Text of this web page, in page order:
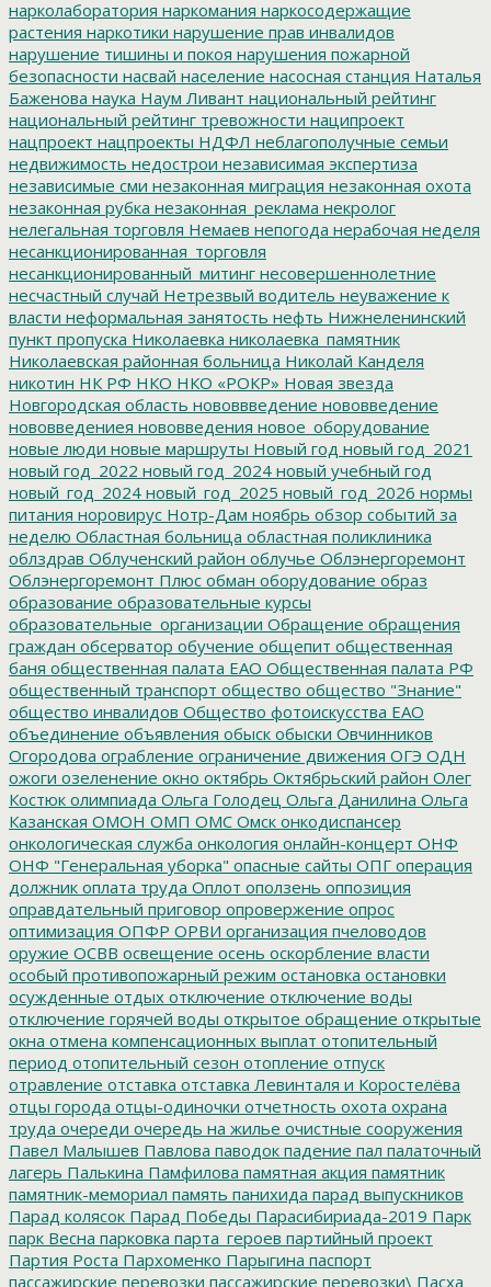
нарколаборатория наркомания наркосодержащие
растения наркотики нарушение прав инвалидов
нарушение тишины и покоя нарушения пожарной
безопасности насвай население насосная станция Наталья
Баженова наука Наум Ливант национальный рейтинг
национальный рейтинг тревожности наципроект
нацпроект нацпроекты НДФЛ неблагополучные семьи
недвижимость недострои независимая экспертиза
независимые сми незаконная миграция незаконная охота
незаконная рубка незаконная_реклама некролог
нелегальная торговля Немаев непогода нерабочая неделя
несанкционированная_торговля
несанкционированный_митинг несовершеннолетние
несчастный случай Нетрезвый водитель неуважение к
власти неформальная занятость нефть Нижнеленинский
пункт пропуска Николаевка николаевка_памятник
Николаевская районная больница Николай Канделя
никотин НК РФ НКО НКО «РОКР» Новая звезда
Новгородская область нововвведение нововведение
нововведениея нововведения новое_оборудование
новые люди новые маршруты Новый год новый год_2021
новый год_2022 новый год_2024 новый учебный год
новый_год_2024 новый_год_2025 новый_год_2026 нормы
питания норовирус Нотр-Дам ноябрь обзор событий за
неделю Областная больница областная поликлиника
облздрав Облученский район облучье Облэнергоремонт
Облэнергоремонт Плюс обман оборудование образ
образование образовательные курсы
образовательные_организации Обращение обращения
граждан обсерватор обучение общепит общественная
баня общественная палата ЕАО Общественная палата РФ
общественный транспорт общество общество "Знание"
общество инвалидов Общество фотоискусства ЕАО
объединение объявления обыск обыски Овчинников
Огородова ограбление ограничение движения ОГЭ ОДН
ожоги озеленение окно октябрь Октябрьский район Олег
Костюк олимпиада Ольга Голодец Ольга Данилина Ольга
Казанская ОМОН ОМП ОМС Омск онкодиспансер
онкологическая служба онкология онлайн-концерт ОНФ
ОНФ "Генеральная уборка" опасные сайты ОПГ операция
должник оплата труда Оплот оползень оппозиция
оправдательный приговор опровержение опрос
оптимизация ОПФР ОРВИ организация пчеловодов
оружие ОСВВ освещение осень оскорбление власти
особый противопожарный режим остановка остановки
осужденные отдых отключение отключение воды
отключение горячей воды открытое обращение открытые
окна отмена компенсационных выплат отопительный
период отопительный сезон отопление отпуск
отравление отставка отставка Левинталя и Коростелёва
отцы города отцы-одиночки отчетность охота охрана
труда очереди очередь на жилье очистные сооружения
Павел Малышев Павлова паводок падение пал палаточный
лагерь Палькина Памфилова памятная акция памятник
памятник-мемориал память панихида парад выпускников
Парад колясок Парад Победы Парасибириада-2019 Парк
парк Весна парковка парта_героев партийный проект
Партия Роста Пархоменко Парыгина паспорт
пассажирские перевозки пассажирские перевозки\ Пасха